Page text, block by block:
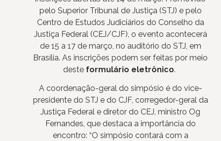
pelo Superior Tribunal de Justiça (STJ) e pelo
Centro de Estudos Judiciários do Conselho da
Justiça Federal (CEJ/CJF), o evento acontecerá
de 15 a 17 de março, no auditório do STJ, em
Brasília. As inscrições podem ser feitas por meio
deste formulário eletrônico.
A coordenação-geral do simpósio é do vice-
presidente do STJ e do CJF, corregedor-geral da
Justiça Federal e diretor do CEJ, ministro Og
Fernandes, que destaca a importância do
encontro: “O simpósio contará com a